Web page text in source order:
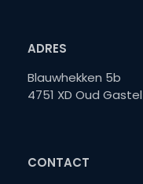
ADRES
Blauwhekken 5b
4751 XD Oud Gastel
CONTACT